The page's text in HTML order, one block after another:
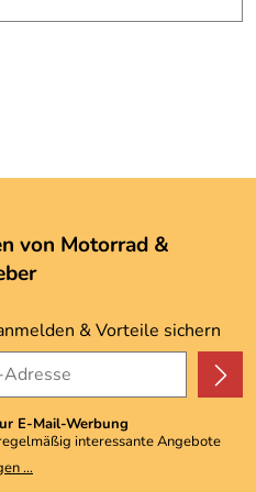
von Motorrad &
& Vorteile sichern
E-Mail-Werbung
interessante Angebote
Meine E-Mail-Adresse wird
Unternehmen weitergegeben. Zu
...